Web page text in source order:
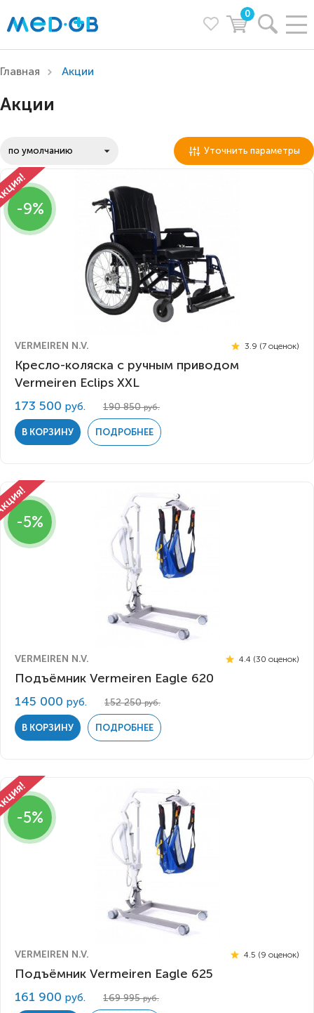
0
Главная Акции
Акции
Уточнить параметры
-9%
VERMEIREN N.V. 3.9 (7 оценок)
Кресло-коляска с ручным приводом
Vermeiren Eclips XXL
173 500 руб. 190 850руб.
В КОРЗИНУ ПОДРОБНЕЕ
-5%
VERMEIREN N.V. 4.4 (30 оценок)
Подъёмник Vermeiren Eagle 620
145 000 руб. 152 250руб.
В КОРЗИНУ ПОДРОБНЕЕ
-5%
VERMEIREN N.V. 4.5 (9 оценок)
Подъёмник Vermeiren Eagle 625
161 900 руб. 169 995руб.